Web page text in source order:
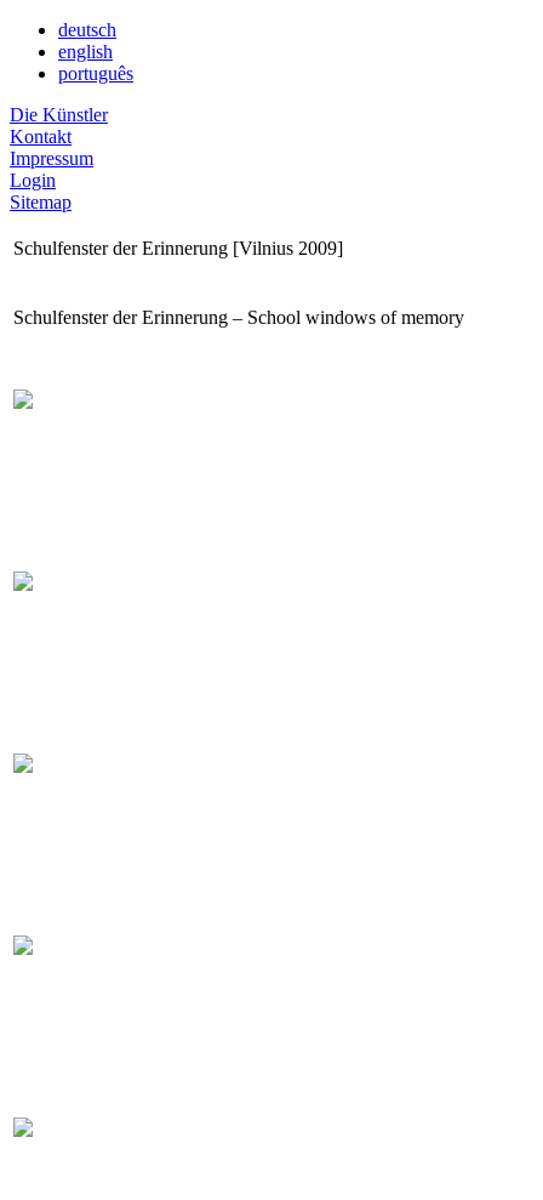
deutsch
english
português
Die Künstler
Kontakt
Impressum
Login
Sitemap
Schulfenster der Erinnerung [Vilnius 2009]
Schulfenster der Erinnerung – School windows of memory